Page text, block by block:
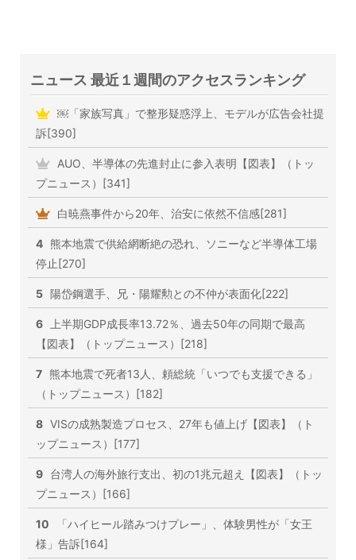
ニュース 最近１週間のアクセスランキング
￼「家族写真」で整形疑惑浮上、モデルが広告会社提
訴[390]
AUO、半導体の先進封止に参入表明【図表】（トッ
プニュース）[341]
白暁燕事件から20年、治安に依然不信感[281]
4 熊本地震で供給網断絶の恐れ、ソニーなど半導体工場
停止[270]
5 陽岱鋼選手、兄・陽耀勲との不仲が表面化[222]
6
上半期GDP成長率13.72％、過去50年の同期で最高
【図表】（トップニュース）[218]
7 熊本地震で死者13人、頼総統「いつでも支援できる」
（トップニュース）[182]
8 VISの成熟製造プロセス、27年も値上げ【図表】（ト
ップニュース）[177]
9 台湾人の海外旅行支出、初の1兆元超え【図表】（トッ
プニュース）[166]
10
「ハイヒール踏みつけプレー」、体験男性が「女王
様」告訴[164]